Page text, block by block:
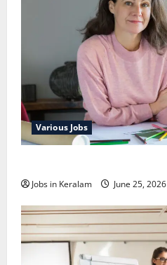
Various Jobs
Jobs in Keralam June 25, 2026